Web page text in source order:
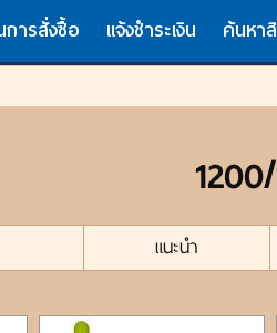
ารสั่งซื้อ แจ้งชำระเงิน ค้นหา
แนะนำ